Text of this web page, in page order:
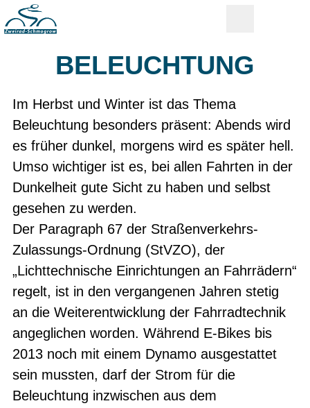
BELEUCHTUNG
Im Herbst und Winter ist das Thema
Beleuchtung besonders präsent: Abends wird
es früher dunkel, morgens wird es später hell.
Umso wichtiger ist es, bei allen Fahrten in der
Dunkelheit gute Sicht zu haben und selbst
gesehen zu werden.
Der Paragraph 67 der Straßenverkehrs-
Zulassungs-Ordnung (StVZO), der
„Lichttechnische Einrichtungen an Fahrrädern“
regelt, ist in den vergangenen Jahren stetig
an die Weiterentwicklung der Fahrradtechnik
angeglichen worden. Während E-Bikes bis
2013 noch mit einem Dynamo ausgestattet
sein mussten, darf der Strom für die
Beleuchtung inzwischen aus dem